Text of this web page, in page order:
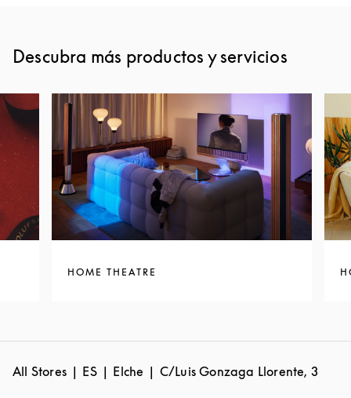
Descubra más productos y servicios
HOME THEATRE
All Stores ES Elche C/Luis Gonzaga Llorente, 3